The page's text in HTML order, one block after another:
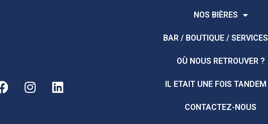
NOS BIÈRES
BAR / BOUTIQUE / SERVICES
OÙ NOUS RETROUVER ?
IL ETAIT UNE FOIS TANDEM
CONTACTEZ-NOUS